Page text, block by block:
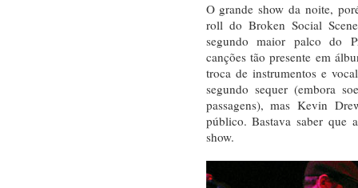
O grande show da noite,
roll do Broken Social
segundo maior palco do
canções tão presente em
troca de instrumentos e
segundo sequer (embora
passagens), mas Kevin
público. Bastava saber que
show.